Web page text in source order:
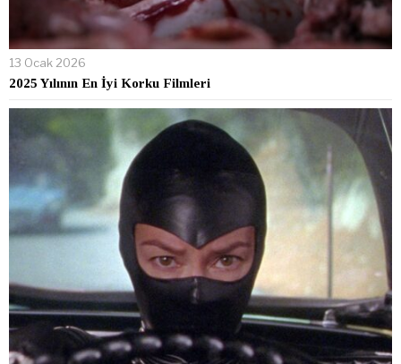
13 Ocak 2026
2025 Yılının En İyi Korku Filmleri